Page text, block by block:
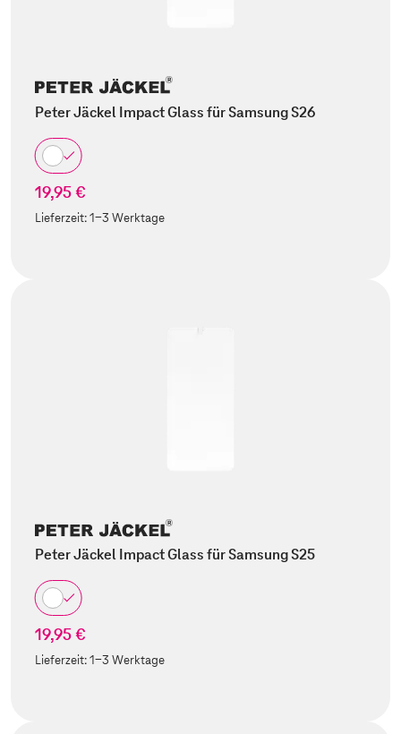
Peter Jäckel Impact Glass für Samsung S26
19,95 €
Lieferzeit:1-3 Werktage
Peter Jäckel Impact Glass für Samsung S25
19,95 €
Lieferzeit:1-3 Werktage